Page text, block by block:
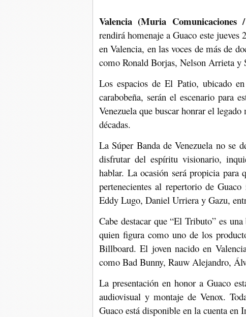
Valencia (Muria Comunicaciones
rendirá homenaje a Guaco este
en Valencia, en las voces de más de
como Ronald Borjas, Nelson Arrieta y
Los espacios de El Patio, ubicado
carabobeña, serán el escenario para
Venezuela que buscar honrar el
décadas.
La Súper Banda de Venezuela no se
disfrutar del espíritu visionario,
hablar. La ocasión será propicia para
pertenecientes al repertorio de
Eddy Lugo, Daniel Urriera y Gazu,
Cabe destacar que “El Tributo” es
quien figura como uno de los
Billboard. El joven nacido en
como Bad Bunny, Rauw Alejandro,
La presentación en honor a Guaco
audiovisual y montaje de Venox.
Guaco está disponible en la cuenta en